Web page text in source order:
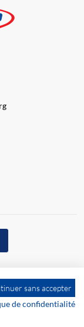
sans accepter
de confidentialité